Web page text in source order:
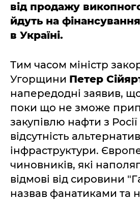
від продажу
йдуть на
в Україні.
Тим часом міністр
Угорщини Петер
напередодні заявив,
поки що не зможе
закупівлю нафти з
відсутність
інфраструктури.
чиновників, які
відмові від сировини
назвав фанатиками та